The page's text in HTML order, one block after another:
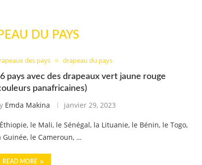
DU PAYS
des pays
drapeau du pays
pays avec des drapeaux vert jaune rouge
panafricaines)
Emda Makina janvier 29, 2023
le Mali, le Sénégal, la Lituanie, le Bénin, le Togo,
Guinée, le Cameroun, …
READ MORE